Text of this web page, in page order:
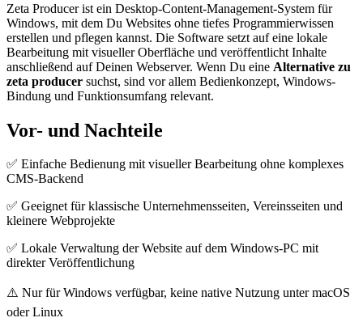
Zeta Producer ist ein Desktop-Content-Management-System für
Windows, mit dem Du Websites ohne tiefes Programmierwissen
erstellen und pflegen kannst. Die Software setzt auf eine lokale
Bearbeitung mit visueller Oberfläche und veröffentlicht Inhalte
anschließend auf Deinen Webserver. Wenn Du eine Alternative zu
zeta producer suchst, sind vor allem Bedienkonzept, Windows-
Bindung und Funktionsumfang relevant.
Vor- und Nachteile
✅ Einfache Bedienung mit visueller Bearbeitung ohne komplexes
CMS-Backend
✅ Geeignet für klassische Unternehmensseiten, Vereinsseiten und
kleinere Webprojekte
✅ Lokale Verwaltung der Website auf dem Windows-PC mit
direkter Veröffentlichung
⚠️ Nur für Windows verfügbar, keine native Nutzung unter macOS
oder Linux